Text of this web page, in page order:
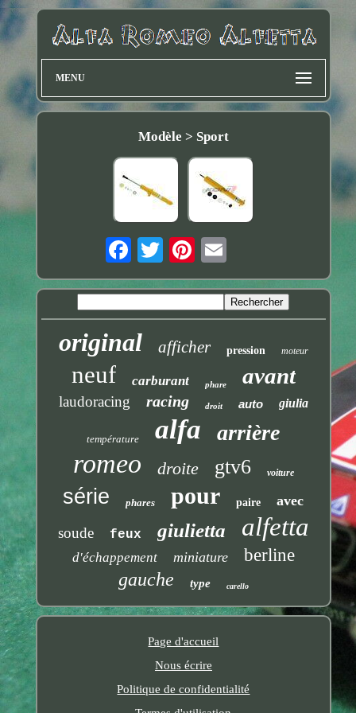
MENU
Modèle > Sport
original afficher pression moteur
neuf carburant phare avant
laudoracing racing droit auto giulia
température alfa arrière
romeo droite gtv6 voiture
série phares pour paire avec
soude feux giulietta alfetta
d'échappement miniature berline
gauche type carello
Page d'accueil
Nous écrire
Politique de confidentialité